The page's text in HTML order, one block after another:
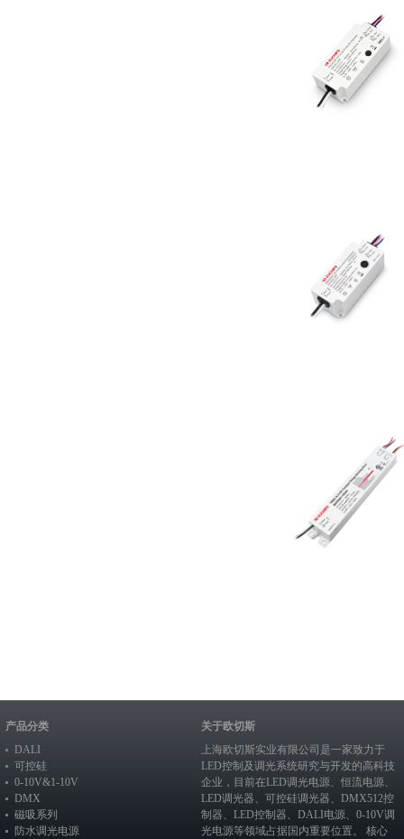
产品分类
DALI
可控硅
0-10V&1-10V
DMX
磁吸系列
防水调光电源
关于欧切斯
上海欧切斯实业有限公司是一家致力于
LED控制及调光系统研究与开发的高科技
企业，目前在LED调光电源、恒流电源、
LED调光器、 可控硅调光器、 DMX512控
制器、 LED控制器、 DALI电源、 0-10V调
光电源等领域占据国内重要位置。 核心